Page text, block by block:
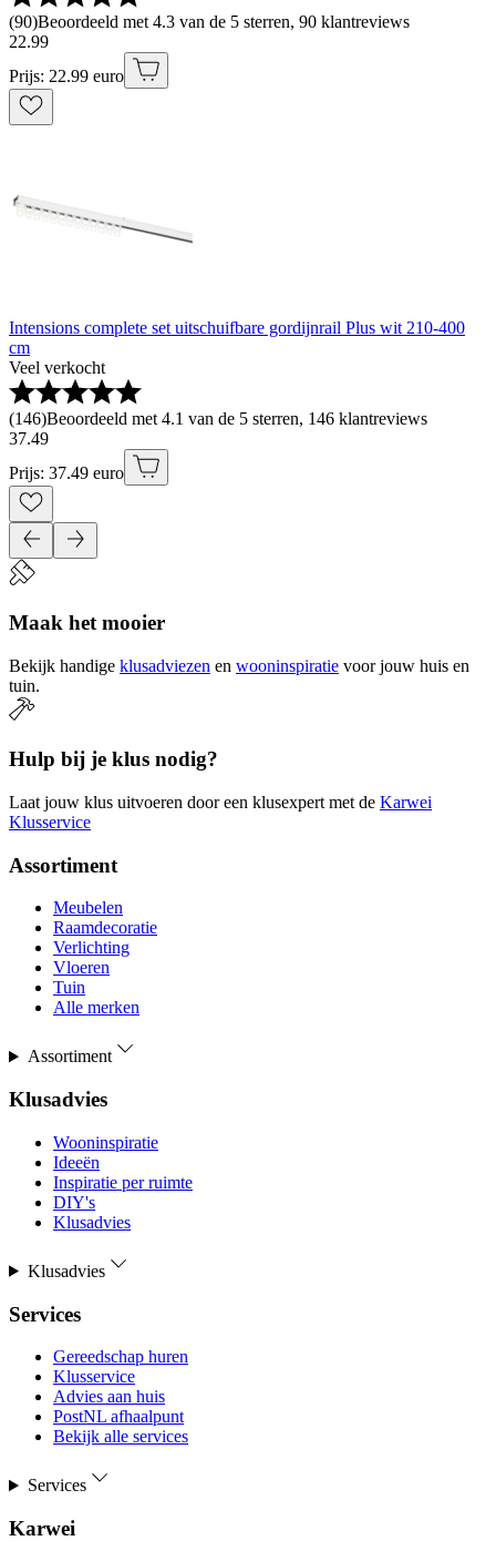
(90)Beoordeeld met 4.3 van de 5 sterren, 90 klantreviews
22.99
Prijs: 22.99 euro
Intensions complete set uitschuifbare gordijnrail Plus wit 210-400
cm
Veel verkocht
(146)Beoordeeld met 4.1 van de 5 sterren, 146 klantreviews
37.49
Prijs: 37.49 euro
Maak het mooier
Bekijk handige klusadviezen en wooninspiratie voor jouw huis en
tuin.
Hulp bij je klus nodig?
Laat jouw klus uitvoeren door een klusexpert met de Karwei
Klusservice
Assortiment
Meubelen
Raamdecoratie
Verlichting
Vloeren
Tuin
Alle merken
Assortiment
Klusadvies
Wooninspiratie
Ideeën
Inspiratie per ruimte
DIY's
Klusadvies
Klusadvies
Services
Gereedschap huren
Klusservice
Advies aan huis
PostNL afhaalpunt
Bekijk alle services
Services
Karwei